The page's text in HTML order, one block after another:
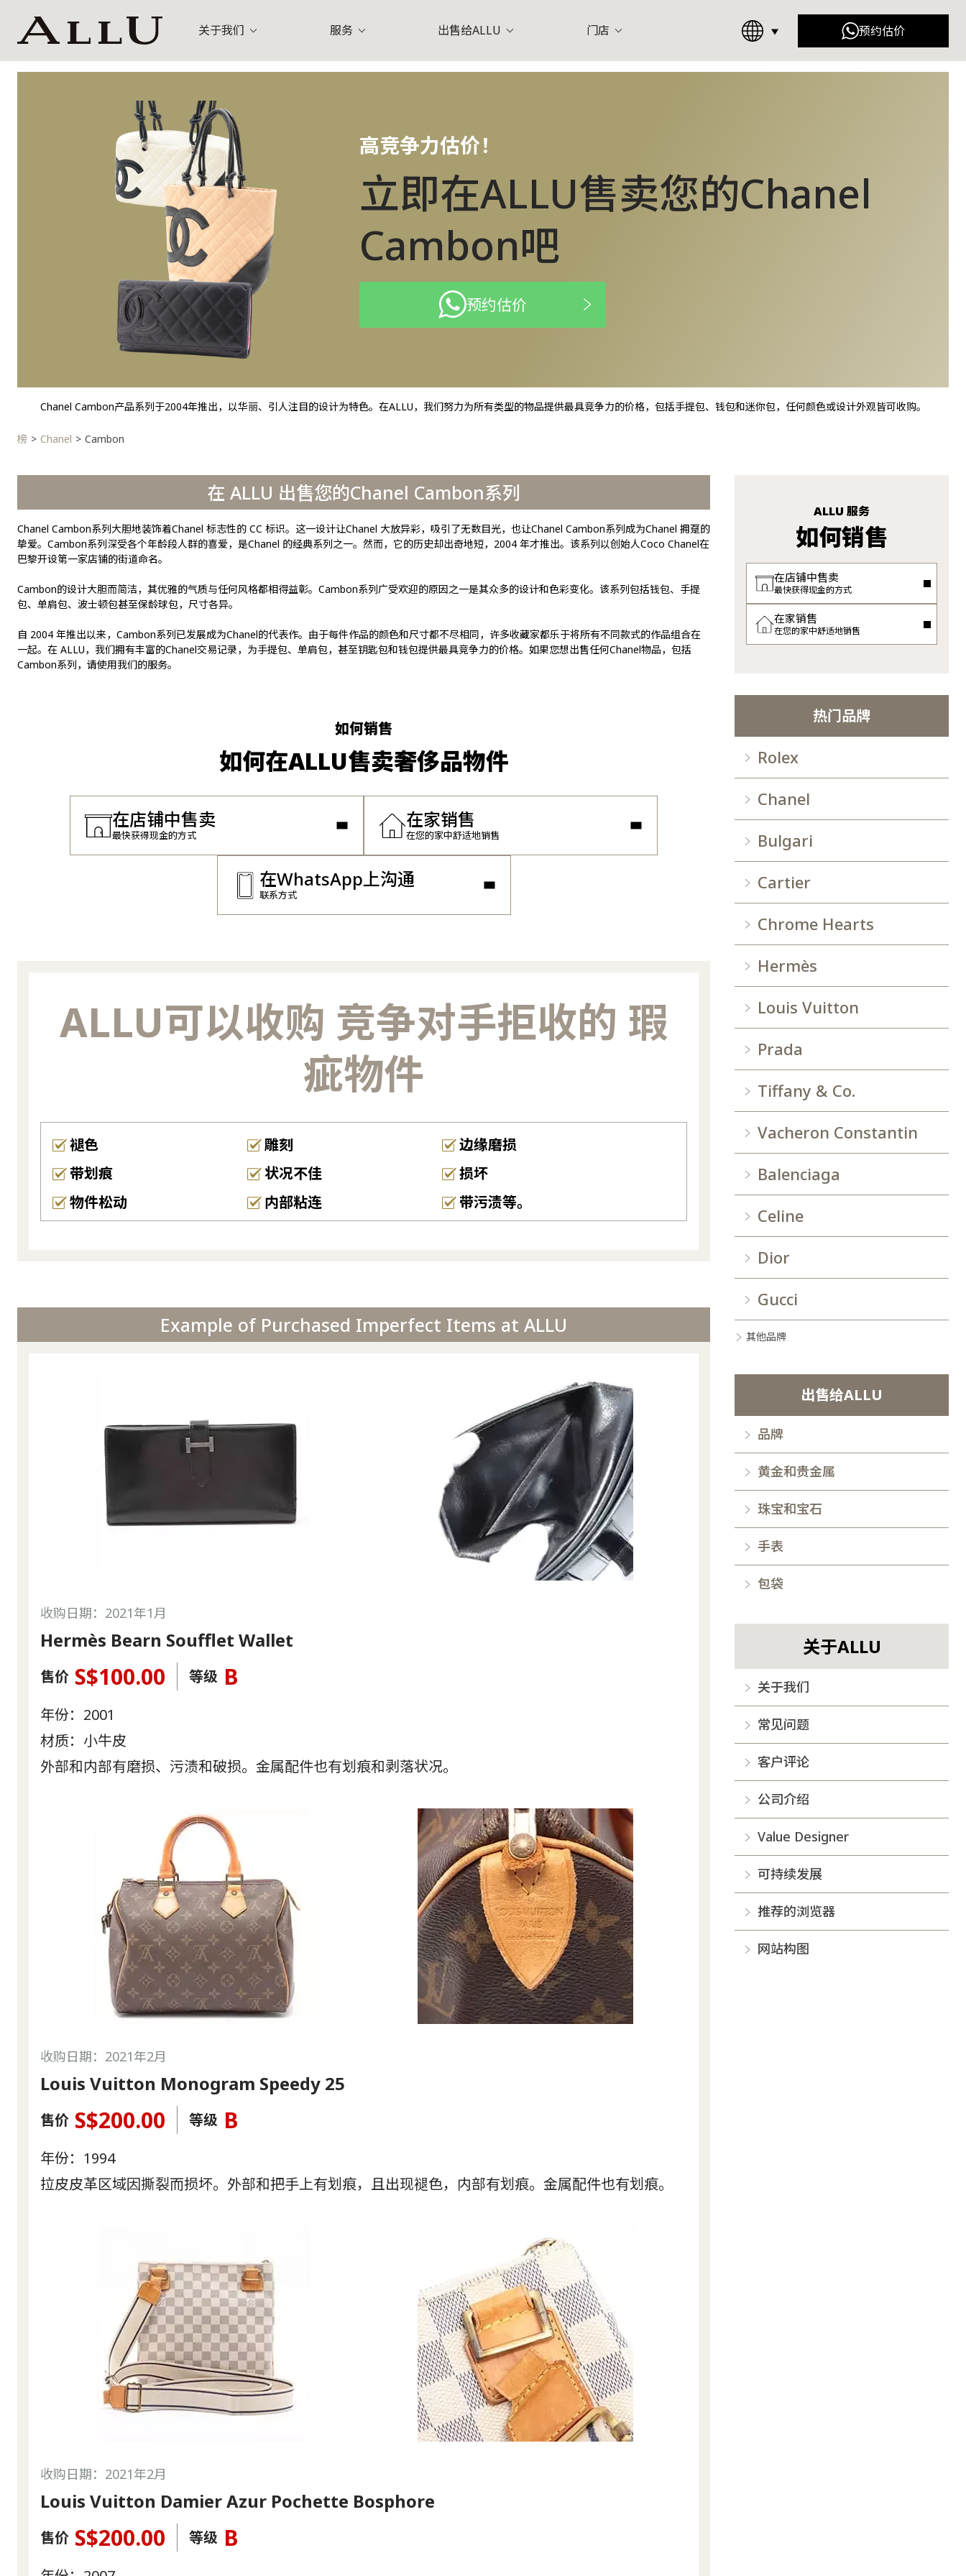
预约估价
关于我们 门店
服务 出售给ALLU
榜 Chanel Cambon
高竞争力估价！
立即在ALLU售卖您的Chanel
Cambon吧
预约估价
Chanel Cambon产品系列于2004年推出，以华丽、引人注目的设计为特色。在ALLU，我们努力为所有类型的物品提供最具竞争力的价格，包括手提包、钱包和迷你包，任何颜色或设计外观皆可收购。
在 ALLU 出售您的Chanel Cambon系列
Chanel Cambon系列大胆地装饰着Chanel 标志性的 CC 标识。这一设计让Chanel 大放异彩，吸引了无数目光，也让Chanel Cambon系列成为Chanel 拥趸的
挚爱。Cambon系列深受各个年龄段人群的喜爱，是Chanel 的经典系列之一。然而，它的历史却出奇地短，2004 年才推出。该系列以创始人Coco Chanel在
巴黎开设第一家店铺的街道命名。
Cambon的设计大胆而简洁，其优雅的气质与任何风格都相得益彰。Cambon系列广受欢迎的原因之一是其众多的设计和色彩变化。该系列包括钱包、手提
包、单肩包、波士顿包甚至保龄球包，尺寸各异。
自 2004 年推出以来，Cambon系列已发展成为Chanel的代表作。由于每件作品的颜色和尺寸都不尽相同，许多收藏家都乐于将所有不同款式的作品组合在
一起。在 ALLU，我们拥有丰富的Chanel交易记录，为手提包、单肩包，甚至钥匙包和钱包提供最具竞争力的价格。如果您想出售任何Chanel物品，包括
Cambon系列，请使用我们的服务。
如何销售
如何在ALLU售卖奢侈品物件
在店铺中售卖
最快获得现金的方式
在家销售
在您的家中舒适地销售
在WhatsApp上沟通
联系方式
ALLU可以收购 竞争对手拒收的 瑕
疵物件
褪色 雕刻
边缘磨损
带划痕
状况不佳
损坏
物件松动
内部粘连 带污渍等。
Example of Purchased Imperfect Items at ALLU
收购日期：2021年1月
Hermès Bearn Soufflet Wallet
售价 S$100.00 等级 B
年份：2001
材质：小牛皮
外部和内部有磨损、污渍和破损。金属配件也有划痕和剥落状况。
收购日期：2021年2月
Louis Vuitton Monogram Speedy 25
售价 S$200.00 等级 B
年份：1994
拉皮皮革区域因撕裂而损坏。外部和把手上有划痕，且出现褪色，内部有划痕。金属配件也有划痕。
收购日期：2021年2月
Louis Vuitton Damier Azur Pochette Bosphore
售价 S$200.00 等级 B
ALLU 服务
如何销售
在店铺中售卖
最快获得现金的方式
在家销售
在您的家中舒适地销售
热门品牌
Rolex
Chanel
Bulgari
Cartier
Chrome Hearts
Hermès
Louis Vuitton
Prada
Tiffany & Co.
Vacheron Constantin
Balenciaga
Celine
Dior
Gucci
其他品牌
出售给ALLU
品牌
黄金和贵金属
珠宝和宝石
手表
包袋
关于ALLU
关于我们
常见问题
客户评论
公司介绍
Value Designer
可持续发展
推荐的浏览器
网站构图